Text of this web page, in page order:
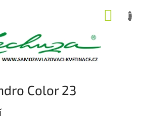
Color 23